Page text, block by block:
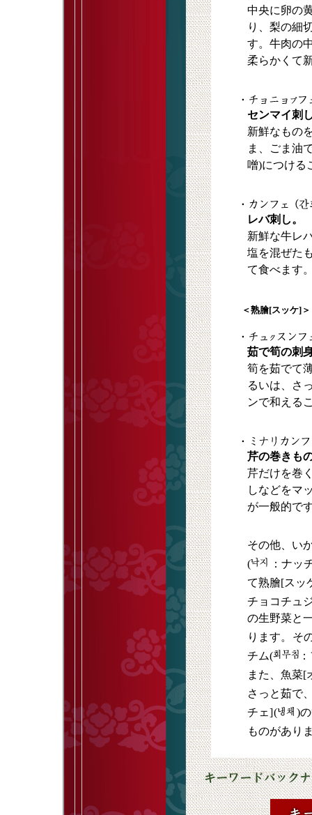
中央に卵の
り、梨の細
す。牛肉の
柔らかくて
センマイ刺
新鮮なもの
ま、ごま油
噌)につける
レバ刺し。
新鮮な牛レ
塩を混ぜた
て食べます
＜熟膾[スッケ]＞
茹で筍の刺
筍を茹でて
るいは、さ
ンで和える
芹の巻きも
芹だけを巻
しなどをマ
が一般的で
その他、い
(
：ナッ
て熟膾[スッ
チョコチュ
の生野菜と
ります。
そ
チム(
：
また、魚菜[
さっと茹で
チェ](
)の
ものがあり